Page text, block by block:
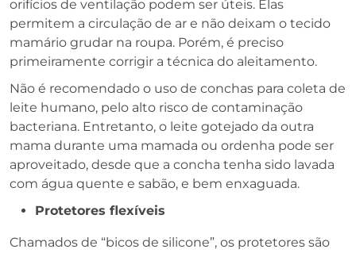
orifícios de ventilação podem ser úteis. Elas
permitem a circulação de ar e não deixam o tecido
mamário grudar na roupa. Porém, é preciso
primeiramente corrigir a técnica do aleitamento.
Não é recomendado o uso de conchas para coleta de
leite humano, pelo alto risco de contaminação
bacteriana. Entretanto, o leite gotejado da outra
mama durante uma mamada ou ordenha pode ser
aproveitado, desde que a concha tenha sido lavada
com água quente e sabão, e bem enxaguada.
Protetores flexíveis
Chamados de “bicos de silicone”, os protetores são